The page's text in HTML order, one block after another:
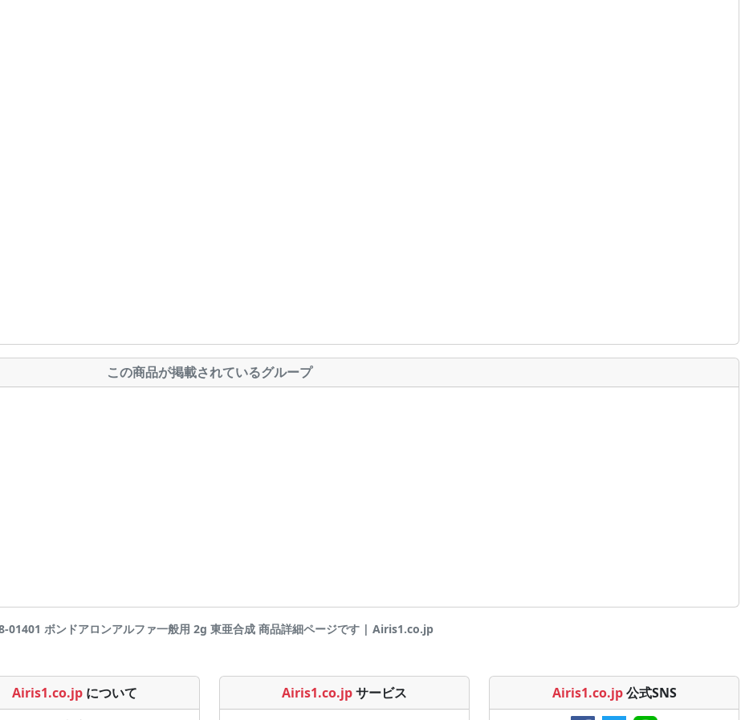
この商品が掲載されているグループ
01401 ボンドアロンアルファ一般用 2g 東亜合成 商品詳細ページです | Airis1.co.jp
Airis1.co.jp について
Airis1.co.jpサービス Airis1.co.jp 公式SNS